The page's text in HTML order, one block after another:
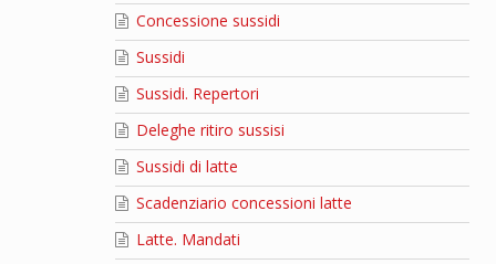
Concessione sussidi
Sussidi
Sussidi. Repertori
Deleghe ritiro sussisi
Sussidi di latte
Scadenziario concessioni latte
Latte. Mandati